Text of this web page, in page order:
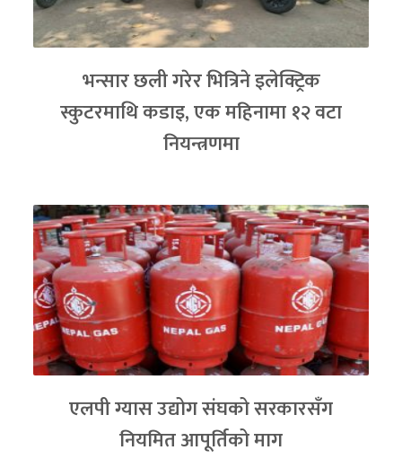
भन्सार छली गरेर भित्रिने इलेक्ट्रिक
स्कुटरमाथि कडाइ, एक महिनामा १२ वटा
नियन्त्रणमा
एलपी ग्यास उद्योग संघको सरकारसँग
नियमित आपूर्तिको माग